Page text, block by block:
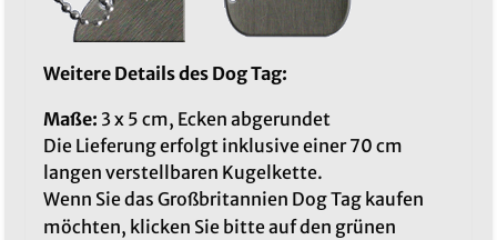
Weitere Details des Dog Tag:
Maße: 3 x 5 cm, Ecken abgerundet
Die Lieferung erfolgt inklusive einer 70 cm
langen verstellbaren Kugelkette.
Wenn Sie das Großbritannien Dog Tag kaufen
möchten, klicken Sie bitte auf den grünen